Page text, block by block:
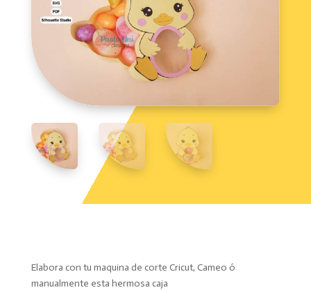
Elabora con tu maquina de corte Cricut, Cameo ó
manualmente esta hermosa caja